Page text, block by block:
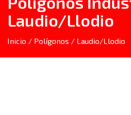
Laudio/Llodio
Inicio / Polígonos / Laudio/Llodio